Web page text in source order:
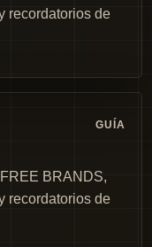
recordatorios de
GUÍA
BRANDS,
recordatorios de